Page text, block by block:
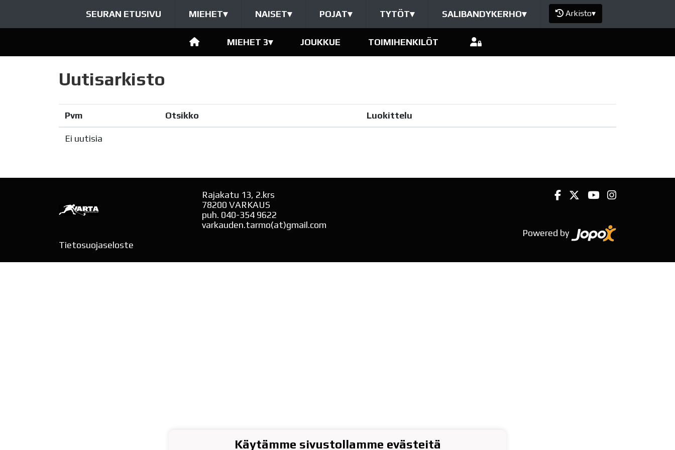
SEURAN ETUSIVU MIEHET▾ NAISET▾ POJAT▾ TYTÖT▾ SALIBANDYKERHO▾ Arkisto▾
MIEHET 3▾ JOUKKUE TOIMIHENKILÖT
Uutisarkisto
Pvm Otsikko Luokittelu
Ei uutisia
Tietosuojaseloste
Rajakatu 13, 2.krs
78200 VARKAUS
puh. 040-354 9622
varkauden.tarmo(at)gmail.com
Powered by
Käytämme sivustollamme evästeitä